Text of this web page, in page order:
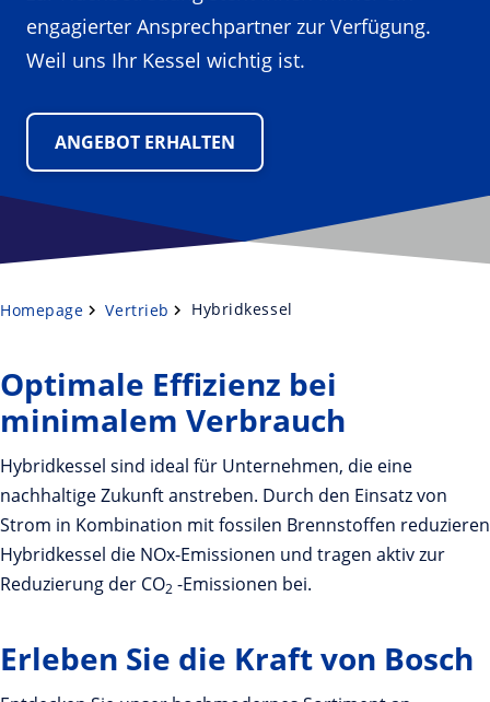
engagierter Ansprechpartner zur Verfügung.
Weil uns Ihr Kessel wichtig ist.
ANGEBOT ERHALTEN
Homepage Vertrieb Hybridkessel
Optimale Effizienz bei
minimalem Verbrauch
Hybridkessel sind ideal für Unternehmen, die eine
nachhaltige Zukunft anstreben. Durch den Einsatz von
Strom in Kombination mit fossilen Brennstoffen reduzieren
Hybridkessel die NOx-Emissionen und tragen aktiv zur
Reduzierung der CO2 -Emissionen bei.
Erleben Sie die Kraft von Bosch